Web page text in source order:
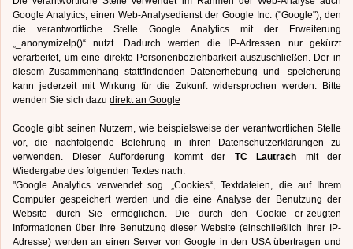
Google Analytics, einen Web-Analysedienst der Google Inc. ("Google"), den
die verantwortliche Stelle Google Analytics mit der Erweiterung
„_anonymizeIp()“ nutzt. Dadurch werden die IP-Adressen nur gekürzt
verarbeitet, um eine direkte Personenbeziehbarkeit auszuschließen. Der in
diesem Zusammenhang stattfindenden Datenerhebung und -speicherung
kann jederzeit mit Wirkung für die Zukunft widersprochen werden. Bitte
wenden Sie sich dazu direkt an Google
Google gibt seinen Nutzern, wie beispielsweise der verantwortlichen Stelle
vor, die nachfolgende Belehrung in ihren Datenschutzerklärungen zu
verwenden. Dieser Aufforderung kommt der TC Lautrach mit der
Wiedergabe des folgenden Textes nach:
"Google Analytics verwendet sog. „Cookies“, Textdateien, die auf Ihrem
Computer gespeichert werden und die eine Analyse der Benutzung der
Website durch Sie ermöglichen. Die durch den Cookie er-zeugten
Informationen über Ihre Benutzung dieser Website (einschließlich Ihrer IP-
Adresse) werden an einen Server von Google in den USA übertragen und